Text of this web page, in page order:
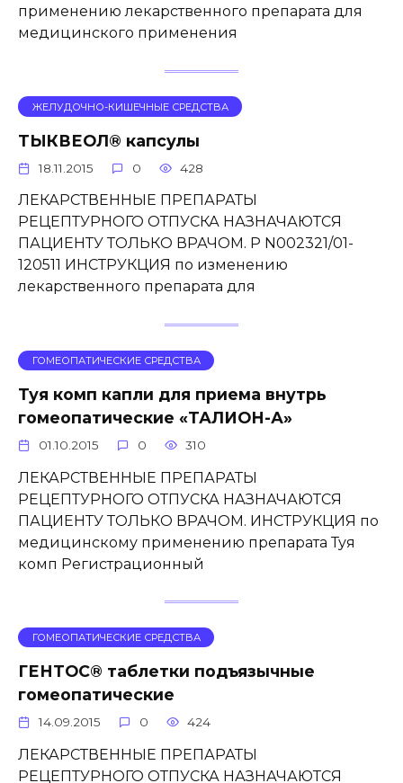
применению лекарственного препарата для
медицинского применения
ЖЕЛУДОЧНО-КИШЕЧНЫЕ СРЕДСТВА
ТЫКВЕОЛ® капсулы
18.11.2015 0 428
ЛЕКАРСТВЕННЫЕ ПРЕПАРАТЫ
РЕЦЕПТУРНОГО ОТПУСКА НАЗНАЧАЮТСЯ
ПАЦИЕНТУ ТОЛЬКО ВРАЧОМ. P N002321/01-
120511 ИНСТРУКЦИЯ по изменению
лекарственного препарата для
ГОМЕОПАТИЧЕСКИЕ СРЕДСТВА
Туя комп капли для приема внутрь
гомеопатические «ТАЛИОН-А»
01.10.2015 0 310
ЛЕКАРСТВЕННЫЕ ПРЕПАРАТЫ
РЕЦЕПТУРНОГО ОТПУСКА НАЗНАЧАЮТСЯ
ПАЦИЕНТУ ТОЛЬКО ВРАЧОМ. ИНСТРУКЦИЯ по
медицинскому применению препарата Туя
комп Регистрационный
ГОМЕОПАТИЧЕСКИЕ СРЕДСТВА
ГЕНТОС® таблетки подъязычные
гомеопатические
14.09.2015 0 424
ЛЕКАРСТВЕННЫЕ ПРЕПАРАТЫ
РЕЦЕПТУРНОГО ОТПУСКА НАЗНАЧАЮТСЯ